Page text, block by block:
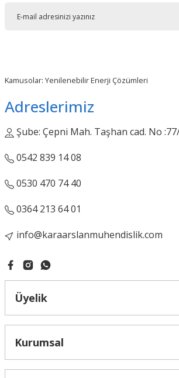
Kamusolar: Yenilenebilir Enerji Çözümleri
Adreslerimiz
Şube: Çepni Mah. Taşhan cad. No
0542 839 14 08
0530 470 74 40
0364 213 64 01
info@karaarslanmuhendislik.com
Üyelik
Kurumsal